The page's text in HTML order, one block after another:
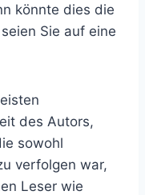
könnte dies die
Sie auf eine
des Autors,
sowohl
verfolgen war,
Leser wie